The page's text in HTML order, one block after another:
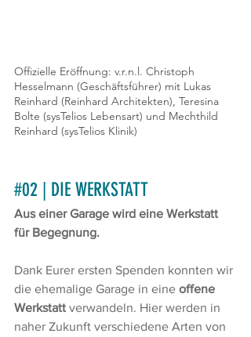
Offizielle Eröffnung: v.r.n.l. Christoph
Hesselmann (Geschäftsführer) mit Lukas
Reinhard (Reinhard Architekten), Teresina
Bolte (sysTelios Lebensart) und Mechthild
Reinhard (sysTelios Klinik)
#02 | DIE WERKSTATT
Aus einer Garage wird eine Werkstatt
für Begegnung.
Dank Eurer ersten Spenden konnten wir
die ehemalige Garage in eine offene
Werkstatt verwandeln. Hier werden in
naher Zukunft verschiedene Arten von